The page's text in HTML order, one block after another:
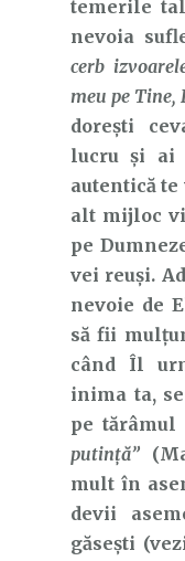
temerile
nevoia
cerb
meu pe Tine,
dorești
lucru și ai
autentică
alt mijloc
pe
vei reuși.
nevoie de
să fii
când Îl
inima ta,
pe tărâmul
putință”
mult în
devii
găsești